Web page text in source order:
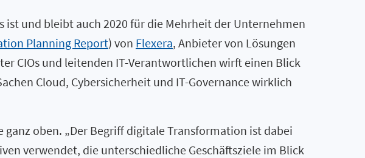
und bleibt auch 2020 für die Mehrheit der Unternehmen
Planning Report) von Flexera, Anbieter von Lösungen
CIOs und leitenden IT-Verantwortlichen wirft einen Blick
Cloud, Cybersicherheit und IT-Governance wirklich
oben. „Der Begriff digitale Transformation ist dabei
verwendet, die unterschiedliche Geschäftsziele im Blick